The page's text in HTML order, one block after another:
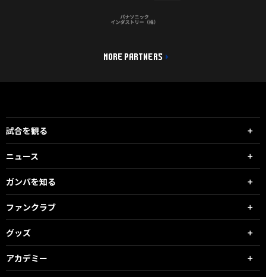
MORE PARTNERS
試合を観る
ニュース
ガンバを知る
ファンクラブ
グッズ
アカデミー